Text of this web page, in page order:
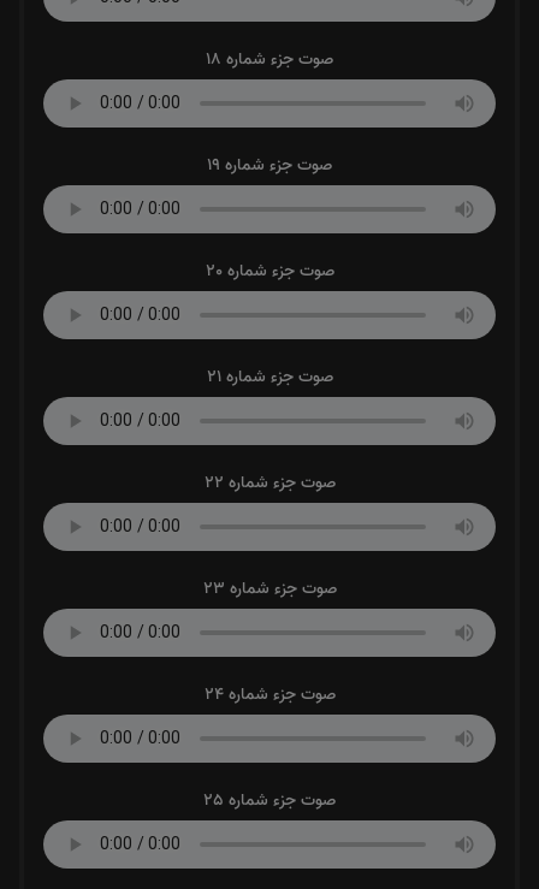
صوت جزء شماره 18
صوت جزء شماره 19
صوت جزء شماره 20
صوت جزء شماره 21
صوت جزء شماره 22
صوت جزء شماره 23
صوت جزء شماره 24
صوت جزء شماره 25